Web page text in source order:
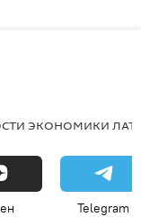
ЭКОНОМИКИ
Telegram